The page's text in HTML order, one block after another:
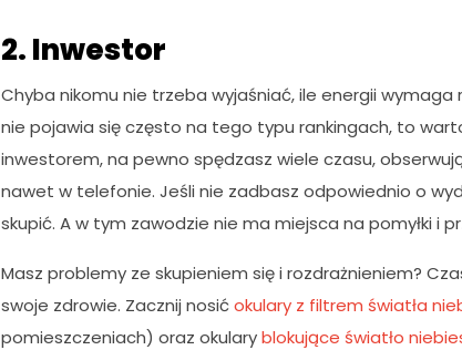
2. Inwestor
Chyba nikomu nie trzeba wyjaśniać, ile energii
nie pojawia się często na tego typu rankingach, to
inwestorem, na pewno spędzasz wiele czasu,
nawet w telefonie. Jeśli nie zadbasz odpowiednio o
skupić. A w tym zawodzie nie ma miejsca na pomyłki i
Masz problemy ze skupieniem się i rozdrażnieniem?
swoje zdrowie. Zacznij nosićokulary z filtrem światła
pomieszczeniach) oraz okularyblokujące światło